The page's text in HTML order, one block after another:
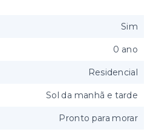
Sim
0 ano
Residencial
Sol da manhã e tarde
Pronto para morar